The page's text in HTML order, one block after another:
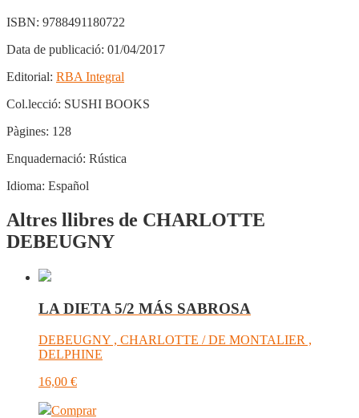
ISBN: 9788491180722
Data de publicació: 01/04/2017
Editorial: RBA Integral
Col.lecció: SUSHI BOOKS
Pàgines: 128
Enquadernació: Rústica
Idioma: Español
Altres llibres de CHARLOTTE
DEBEUGNY
LA DIETA 5/2 MÁS SABROSA
DEBEUGNY , CHARLOTTE / DE MONTALIER ,
DELPHINE
16,00 €
Comprar